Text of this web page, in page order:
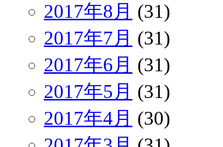
2017年8月 (31)
2017年7月 (31)
2017年6月 (31)
2017年5月 (31)
2017年4月 (30)